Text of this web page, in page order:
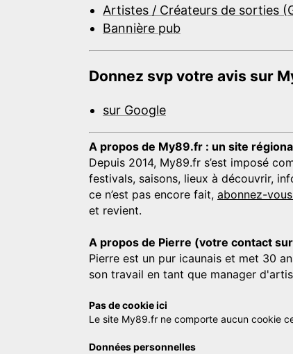
Artistes / Créateurs de sorties
Bannière pub
Donnez svp votre avis sur
sur Google
A propos de My89.fr : un site
Depuis 2014, My89.fr s’est imposé
festivals, saisons, lieux à découvrir,
ce n’est pas encore fait, abonnez-
et revient.
A propos de Pierre (votre contact
Pierre est un pur icaunais et met 30
son travail en tant que manager
Pas de cookie ici
Le site My89.fr ne comporte aucun cookie
Données personnelles